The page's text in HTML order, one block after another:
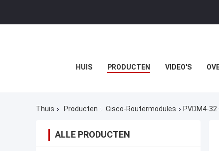
HUIS PRODUCTEN VIDEO'S
Thuis Producten Cisco-Routermodules PVDM4-
ALLE PRODUCTEN